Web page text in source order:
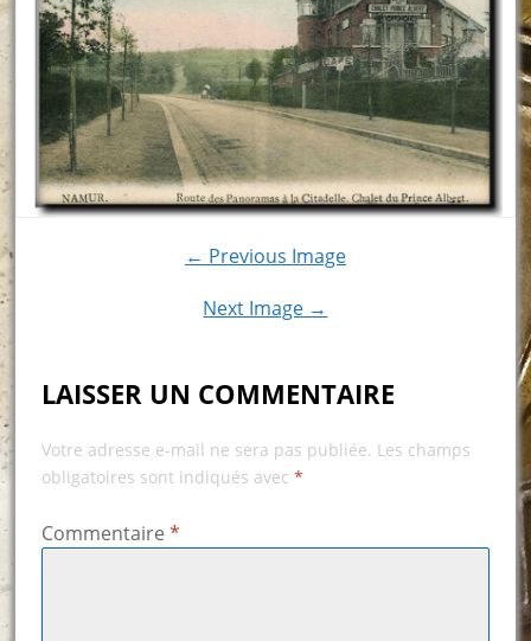
← Previous Image
Next Image →
LAISSER UN COMMENTAIRE
Votre adresse e-mail ne sera pas publiée. Les champs
obligatoires sont indiqués avec *
Commentaire *